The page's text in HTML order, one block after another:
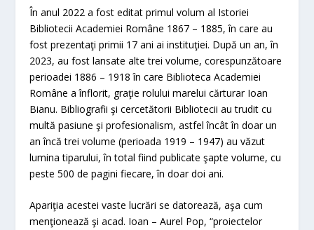
În anul 2022 a fost editat primul volum al Istoriei
Bibliotecii Academiei Române 1867 – 1885, în care au
fost prezentaţi primii 17 ani ai instituţiei. După un an, în
2023, au fost lansate alte trei volume, corespunzătoare
perioadei 1886 – 1918 în care Biblioteca Academiei
Române a înflorit, graţie rolului marelui cărturar Ioan
Bianu. Bibliografii şi cercetătorii Bibliotecii au trudit cu
multă pasiune şi profesionalism, astfel încât în doar un
an încă trei volume (perioada 1919 – 1947) au văzut
lumina tiparului, în total fiind publicate şapte volume, cu
peste 500 de pagini fiecare, în doar doi ani.
Apariţia acestei vaste lucrări se datorează, aşa cum
menţionează şi acad. Ioan – Aurel Pop, “proiectelor